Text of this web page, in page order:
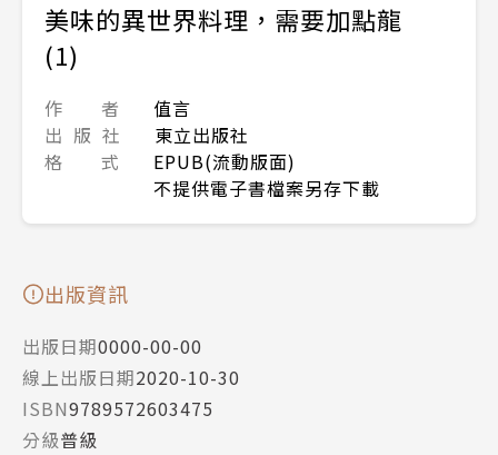
美味的異世界料理，需要加點龍
(1)
作 者
值言
出 版 社
東立出版社
格 式
EPUB(流動版面)
不提供電子書檔案另存下載
出版資訊
出版日期0000-00-00
線上出版日期2020-10-30
ISBN9789572603475
分級普級